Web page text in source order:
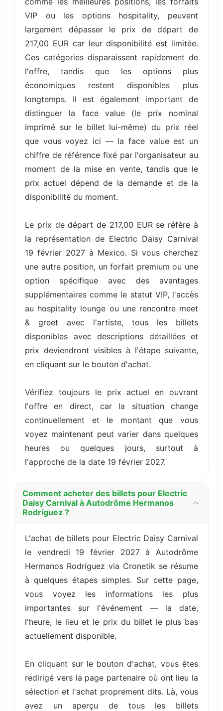
VIP ou les options hospitality, peuvent
largement dépasser le prix de départ de
217,00 EUR car leur disponibilité est limitée.
Ces catégories disparaissent rapidement de
l'offre, tandis que les options plus
économiques restent disponibles plus
longtemps. Il est également important de
distinguer la face value (le prix nominal
imprimé sur le billet lui-même) du prix réel
que vous voyez ici — la face value est un
chiffre de référence fixé par l'organisateur au
moment de la mise en vente, tandis que le
prix actuel dépend de la demande et de la
disponibilité du moment.
Le prix de départ de 217,00 EUR se réfère à
la représentation de Electric Daisy Carnival
19 février 2027 à Mexico. Si vous cherchez
une autre position, un forfait premium ou une
option spécifique avec des avantages
supplémentaires comme le statut VIP, l'accès
au hospitality lounge ou une rencontre meet
& greet avec l'artiste, tous les billets
disponibles avec descriptions détaillées et
prix deviendront visibles à l'étape suivante,
en cliquant sur le bouton d'achat.
Vérifiez toujours le prix actuel en ouvrant
l'offre en direct, car la situation change
continuellement et le montant que vous
voyez maintenant peut varier dans quelques
heures ou quelques jours, surtout à
l'approche de la date 19 février 2027.
Comment acheter des billets pour Electric
Daisy Carnival à Autodrôme Hermanos
Rodríguez ?
L'achat de billets pour Electric Daisy Carnival
le vendredi 19 février 2027 à Autodrôme
Hermanos Rodríguez via Cronetik se résume
à quelques étapes simples. Sur cette page,
vous voyez les informations les plus
importantes sur l'événement — la date,
l'heure, le lieu et le prix du billet le plus bas
actuellement disponible.
En cliquant sur le bouton d'achat, vous êtes
redirigé vers la page partenaire où ont lieu la
sélection et l'achat proprement dits. Là, vous
avez un aperçu de tous les billets